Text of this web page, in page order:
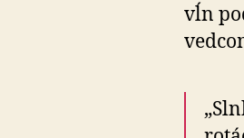
vĺn